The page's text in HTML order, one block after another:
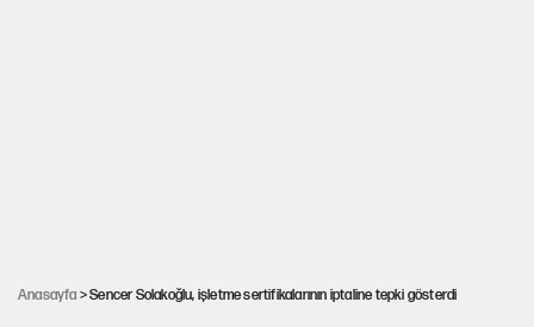
Anasayfa > Sencer Solakoğlu, işletme sertifikalarının iptaline tepki gösterdi